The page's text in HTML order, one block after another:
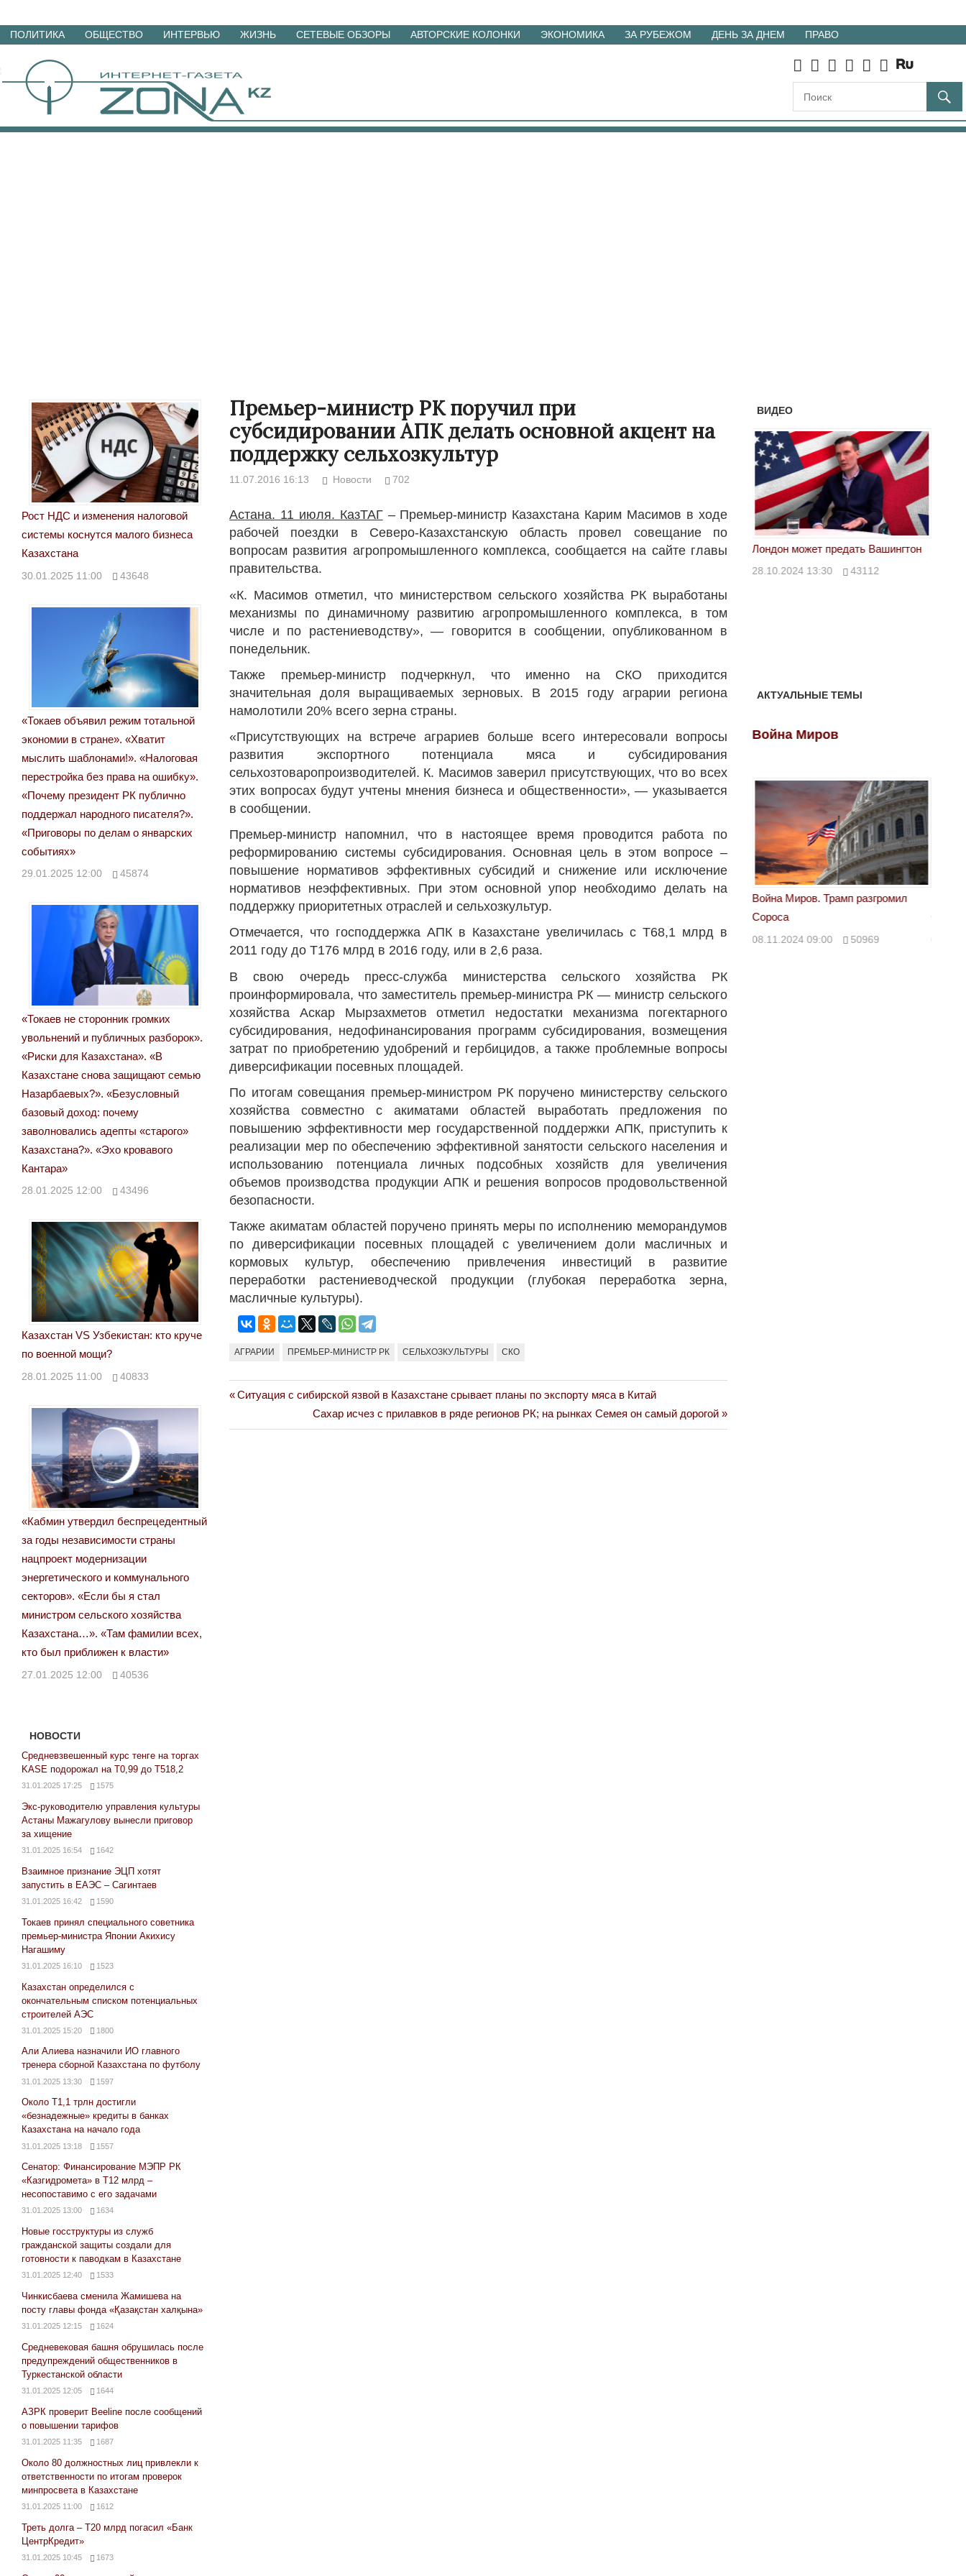
Перейти
материалам
ПОЛИТИКА ОБЩЕСТВО ИНТЕРВЬЮ ЖИЗНЬ СЕТЕВЫЕ ОБЗОРЫ АВТОРСКИЕ КОЛОНКИ ЭКОНОМИКА ЗА РУБЕЖОМ ДЕНЬ ЗА ДНЕМ ПРАВО
Премьер-министр РК поручил при
субсидировании АПК делать основной акцент на
поддержку сельхозкультур
11.07.2016 16:13 Новости 702
Астана. 11 июля. КазТАГ– Премьер-министр Казахстана Карим Масимов в ходе
рабочей поездки в Северо-Казахстанскую область провел совещание по
вопросам развития агропромышленного комплекса, сообщается на сайте главы
правительства.
«К. Масимов отметил, что министерством сельского хозяйства РК выработаны
механизмы по динамичному развитию агропромышленного комплекса, в том
числе и по растениеводству», — говорится в сообщении, опубликованном в
понедельник.
Также премьер-министр подчеркнул, что именно на СКО приходится
значительная доля выращиваемых зерновых. В 2015 году аграрии региона
намолотили 20% всего зерна страны.
«Присутствующих на встрече аграриев больше всего интересовали вопросы
развития экспортного потенциала мяса и субсидирования
сельхозтоваропроизводителей. К. Масимов заверил присутствующих, что во всех
этих вопросах будут учтены мнения бизнеса и общественности», — указывается
в сообщении.
Премьер-министр напомнил, что в настоящее время проводится работа по
реформированию системы субсидирования. Основная цель в этом вопросе –
повышение нормативов эффективных субсидий и снижение или исключение
нормативов неэффективных. При этом основной упор необходимо делать на
поддержку приоритетных отраслей и сельхозкультур.
Отмечается, что господдержка АПК в Казахстане увеличилась с Т68,1 млрд в
2011 году до Т176 млрд в 2016 году, или в 2,6 раза.
В свою очередь пресс-служба министерства сельского хозяйства РК
проинформировала, что заместитель премьер-министра РК — министр сельского
хозяйства Аскар Мырзахметов отметил недостатки механизма погектарного
субсидирования, недофинансирования программ субсидирования, возмещения
затрат по приобретению удобрений и гербицидов, а также проблемные вопросы
диверсификации посевных площадей.
По итогам совещания премьер-министром РК поручено министерству сельского
хозяйства совместно с акиматами областей выработать предложения по
повышению эффективности мер государственной поддержки АПК, приступить к
реализации мер по обеспечению эффективной занятости сельского населения и
использованию потенциала личных подсобных хозяйств для увеличения
объемов производства продукции АПК и решения вопросов продовольственной
безопасности.
Также акиматам областей поручено принять меры по исполнению меморандумов
по диверсификации посевных площадей с увеличением доли масличных и
кормовых культур, обеспечению привлечения инвестиций в развитие
переработки растениеводческой продукции (глубокая переработка зерна,
масличные культуры).
АГРАРИИ ПРЕМЬЕР-МИНИСТР РК СЕЛЬХОЗКУЛЬТУРЫ СКО
Навигация
по
Previous
Ситуация с сибирской язвой в Казахстане срывает планы по экспорту мяса в Китай
Next
Post:
Сахар исчез с прилавков в ряде регионов РК; на рынках Семея он самый дорогой
Рост НДС и изменения налоговой
системы коснутся малого бизнеса
Казахстана
30.01.2025 11:00 43648
«Токаев объявил режим тотальной
экономии в стране». «Хватит
мыслить шаблонами!». «Налоговая
перестройка без права на ошибку».
«Почему президент РК публично
поддержал народного писателя?».
«Приговоры по делам о январских
событиях»
29.01.2025 12:00 45874
«Токаев не сторонник громких
увольнений и публичных разборок».
«Риски для Казахстана». «В
Казахстане снова защищают семью
Назарбаевых?». «Безусловный
базовый доход: почему
заволновались адепты «старого»
Казахстана?». «Эхо кровавого
Кантара»
28.01.2025 12:00 43496
Казахстан VS Узбекистан: кто круче
по военной мощи?
28.01.2025 11:00 40833
«Кабмин утвердил беспрецедентный
за годы независимости страны
нацпроект модернизации
энергетического и коммунального
секторов». «Если бы я стал
министром сельского хозяйства
Казахстана…». «Там фамилии всех,
кто был приближен к власти»
27.01.2025 12:00 40536
НОВОСТИ
Средневзвешенный курс тенге на торгах
KASE подорожал на Т0,99 до Т518,2
31.01.2025 17:25 1575
Экс-руководителю управления культуры
Астаны Мажагулову вынесли приговор
за хищение
31.01.2025 16:54 1642
Взаимное признание ЭЦП хотят
запустить в ЕАЭС – Сагинтаев
31.01.2025 16:42 1590
Токаев принял специального советника
премьер-министра Японии Акихису
Нагашиму
31.01.2025 16:10 1523
Казахстан определился с
окончательным списком потенциальных
строителей АЭС
31.01.2025 15:20 1800
Али Алиева назначили ИО главного
тренера сборной Казахстана по футболу
31.01.2025 13:30 1597
Около Т1,1 трлн достигли
«безнадежные» кредиты в банках
Казахстана на начало года
31.01.2025 13:18 1557
Сенатор: Финансирование МЭПР РК
«Казгидромета» в Т12 млрд –
несопоставимо с его задачами
31.01.2025 13:00 1634
Новые госструктуры из служб
гражданской защиты создали для
готовности к паводкам в Казахстане
31.01.2025 12:40 1533
Чинкисбаева сменила Жамишева на
посту главы фонда «Қазақстан халқына»
31.01.2025 12:15 1624
Средневековая башня обрушилась после
предупреждений общественников в
Туркестанской области
31.01.2025 12:05 1644
АЗРК проверит Beeline после сообщений
о повышении тарифов
31.01.2025 11:35 1687
Около 80 должностных лиц привлекли к
ответственности по итогам проверок
минпросвета в Казахстане
31.01.2025 11:00 1612
Треть долга – Т20 млрд погасил «Банк
ЦентрКредит»
31.01.2025 10:45 1673
ВИДЕО
Народ выбрал свет
17.10.2024 17:00 29972
Странная забастовка в Жанаозене.
мошенниками
30.10.2024 14:00 28888
«Новый Казахстан не говорит всей
29.10.2024 09:00 39623
Лондон может предать Вашингтон
28.10.2024 13:30 43112
АКТУАЛЬНЫЕ ТЕМЫ
Война Миров
Война Миров. Трамп разгромил
08.11.2024 09:00 50969
Война Миров
Война Миров. Трамп разгромил
Сороса
08.11.2024 09:00 50969